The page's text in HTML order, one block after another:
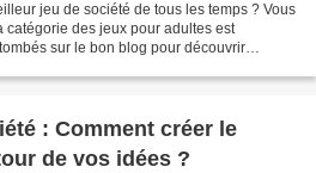
jeu de société de tous les temps ? Vous
catégorie des jeux pour adultes est
sur le bon blog pour découvrir
: Comment créer le
de vos idées ?